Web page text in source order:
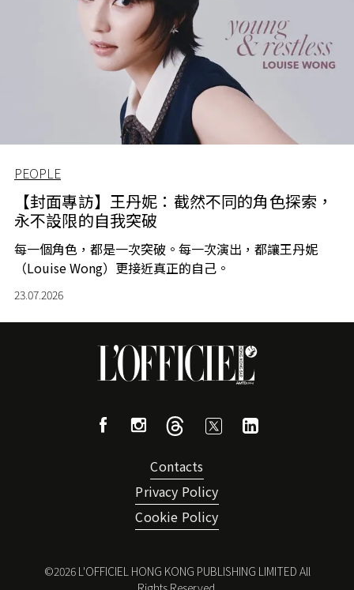
PEOPLE
【封面專訪】王丹妮：截然不同的角色探索，
永不設限的自我突破
每一個角色，都是一次突破。每一次演出，都讓王丹妮
（Louise Wong）更接近真正的自己。
23.07.2026
Contacts
Privacy Policy
Cookie Policy
©2026L'OFFICIEL HONG KONG PUBLISHING LIMITED All